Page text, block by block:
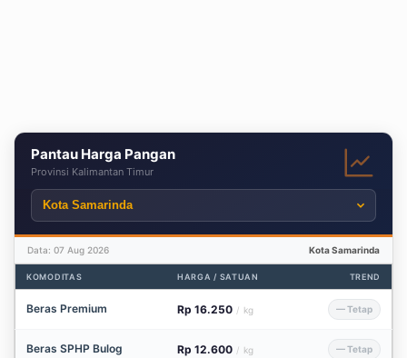
Pantau Harga Pangan
Provinsi Kalimantan Timur
Data: 07 Aug 2026 Kota Samarinda
KOMODITAS HARGA / SATUAN TREND
Beras Premium Rp 16.250 / kg — Tetap
Beras SPHP Bulog Rp 12.600 / kg — Tetap